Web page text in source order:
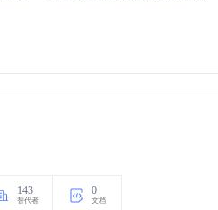
Bulbapedia等，形成了一个广泛的知
143
替代者
0
文档